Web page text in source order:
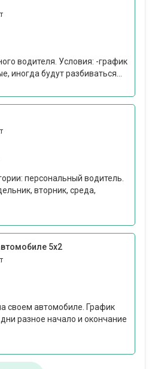
водителя. Условия: -график
иногда будут разбиваться...
персональный водитель.
вторник, среда,
5х2
своем автомобиле. График
разное начало и окончание